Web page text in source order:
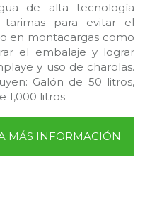
de alta tecnología
para evitar el
en montacargas como
el embalaje y lograr
y uso de charolas.
Galón de 50 litros,
1,000 litros
MÁS INFORMACIÓN